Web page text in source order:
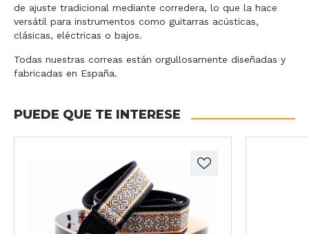
de ajuste tradicional mediante corredera, lo que la hace
versátil para instrumentos como guitarras acústicas,
clásicas, eléctricas o bajos.
Todas nuestras correas están orgullosamente diseñadas y
fabricadas en España.
PUEDE QUE TE INTERESE